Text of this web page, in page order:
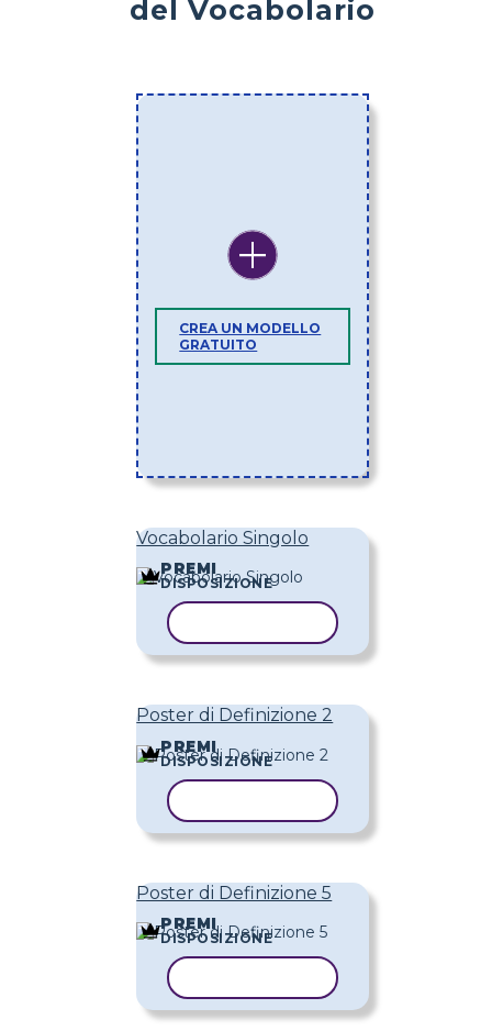
del Vocabolario
CREA UN MODELLO
GRATUITO
Vocabolario Singolo
PREMI
DISPOSIZIONE
Poster di Definizione 2
PREMI
DISPOSIZIONE
Poster di Definizione 5
PREMI
DISPOSIZIONE